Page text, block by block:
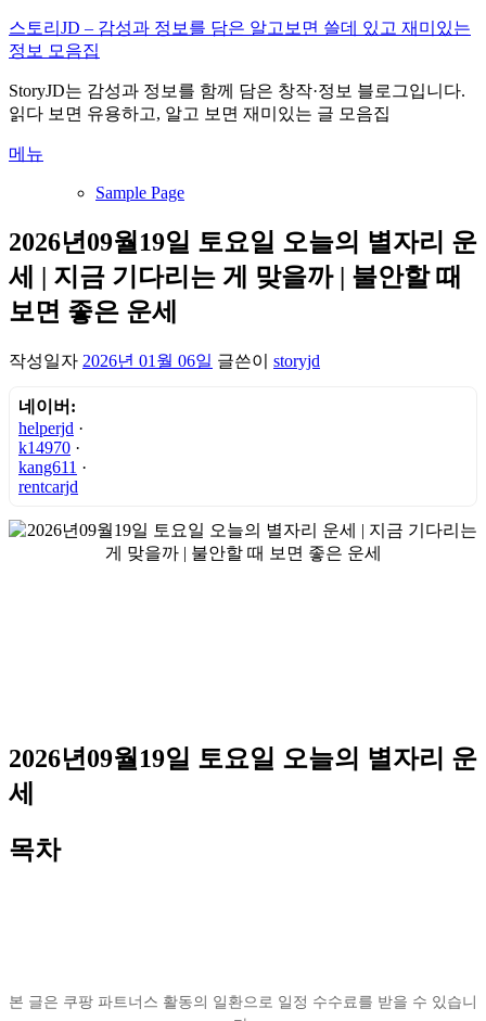
내
용
로
바
가
스토리JD – 감성과 정보를 담은 알고보면 쓸데 있고 재미있는
정보 모음집
StoryJD는 감성과 정보를 함께 담은 창작·정보 블로그입니다.
읽다 보면 유용하고, 알고 보면 재미있는 글 모음집
메뉴
Sample Page
2026년09월19일 토요일 오늘의 별자리 운
세 | 지금 기다리는 게 맞을까 | 불안할 때
보면 좋은 운세
작성일자 2026년 01월 06일 글쓴이 storyjd
네이버:
helperjd ·
k14970 ·
kang611 ·
rentcarjd
2026년09월19일 토요일 오늘의 별자리 운
세
목차
본 글은 쿠팡 파트너스 활동의 일환으로 일정 수수료를 받을 수 있습니